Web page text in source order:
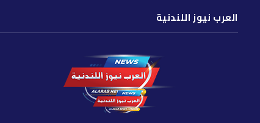
العرب نيوز اللندنية